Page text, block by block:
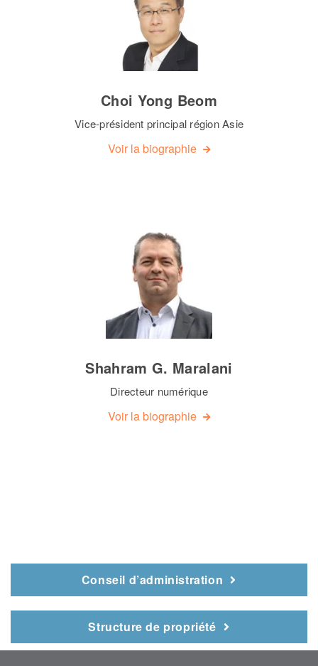
Choi Yong Beom
Vice-président principal région Asie
Voir la biographie
Shahram G. Maralani
Directeur numérique
Voir la biographie
Conseil d’administration
Structure de propriété